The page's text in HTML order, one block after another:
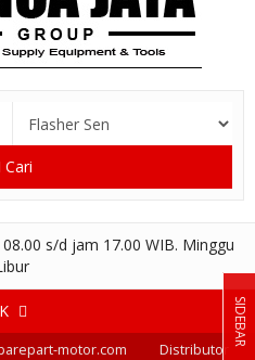
Cari
s/d jam 17.00 WIB. Minggu
motor.com
Distributor
SIDEBAR